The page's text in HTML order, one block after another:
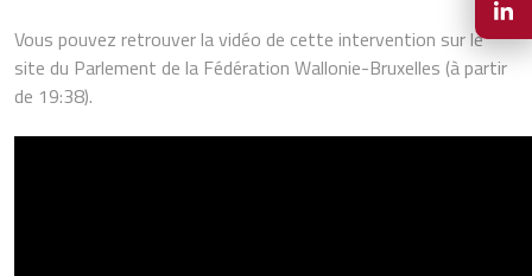
Vous pouvez retrouver la vidéo de cette intervention sur le
site du Parlement de la Fédération Wallonie-Bruxelles (à partir
de 19:38).